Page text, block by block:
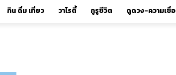
กิน ดื่ม เที่ยว วาไรตี้ กูรูชีวิต ดูดวง-ความเชื่อ